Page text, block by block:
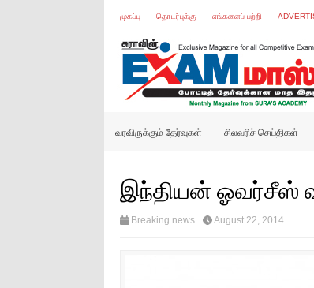
முகப்பு தொடர்புக்கு எங்களைப் பற்றி
வரவிருக்கும் தேர்வுகள் சிலவரிச் செய்திகள்
இந்தியன் ஓவர்சீஸ்
Breaking news August 22, 2014